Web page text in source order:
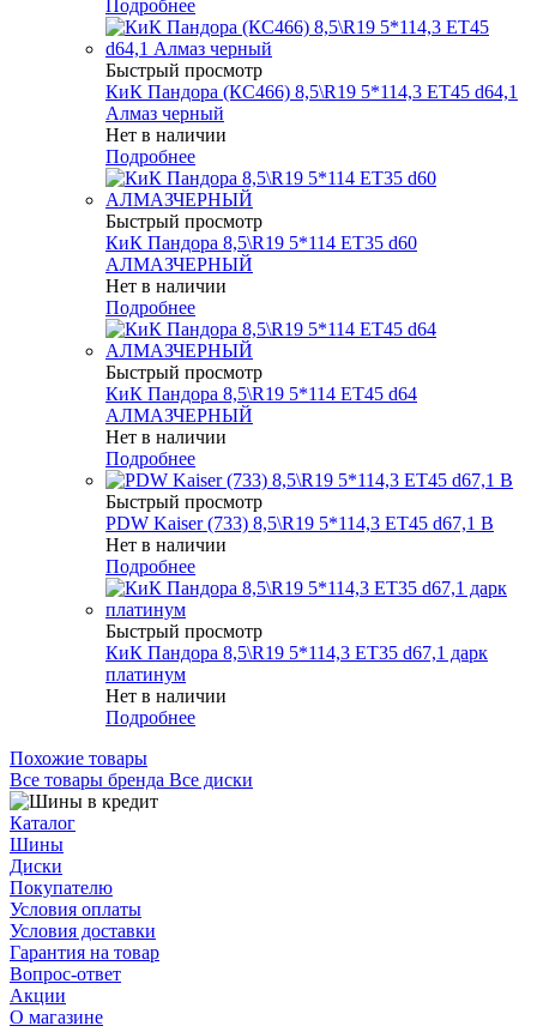
Подробнее
Быстрый просмотр
КиК Пандора (КС466) 8,5\R19 5*114,3 ET45 d64,1
Алмаз черный
Нет в наличии
Подробнее
Быстрый просмотр
КиК Пандора 8,5\R19 5*114 ET35 d60
АЛМАЗЧЕРНЫЙ
Нет в наличии
Подробнее
Быстрый просмотр
КиК Пандора 8,5\R19 5*114 ET45 d64
АЛМАЗЧЕРНЫЙ
Нет в наличии
Подробнее
Быстрый просмотр
PDW Kaiser (733) 8,5\R19 5*114,3 ET45 d67,1 B
Нет в наличии
Подробнее
Быстрый просмотр
КиК Пандора 8,5\R19 5*114,3 ET35 d67,1 дарк
платинум
Нет в наличии
Подробнее
Похожие товары
Все товары бренда Все диски
Каталог
Шины
Диски
Покупателю
Условия оплаты
Условия доставки
Гарантия на товар
Вопрос-ответ
Акции
О магазине